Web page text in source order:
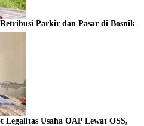
Parkir dan Pasar di Bosnik
Usaha OAP Lewat OSS,